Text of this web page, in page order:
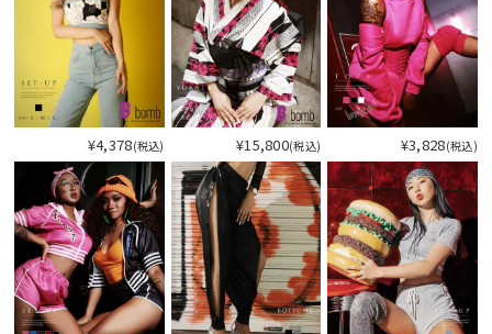
¥4,378(税込) ¥15,800(税込) ¥3,828(税込)